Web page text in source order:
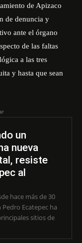
de Apizaco
de denuncia y
ante el órgano
de las faltas
a las tres
y hasta que sean
un
nueva
resiste
al
hace más de 30
Ecatepec ha
sitios de